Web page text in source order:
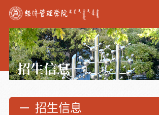
招生信息
招生信息